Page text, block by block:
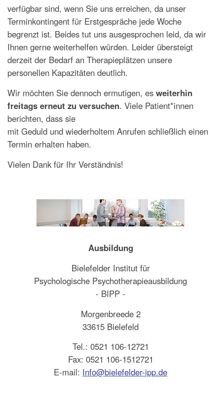
verfügbar sind, wenn Sie uns erreichen, da unser
Terminkontingent für Erstgespräche jede Woche
begrenzt ist. Beides tut uns ausgesprochen leid, da wir
Ihnen gerne weiterhelfen würden. Leider übersteigt
derzeit der Bedarf an Therapieplätzen unsere
personellen Kapazitäten deutlich.
Wir möchten Sie dennoch ermutigen, es weiterhin
freitags erneut zu versuchen. Viele Patient*innen
berichten, dass sie
mit Geduld und wiederholtem Anrufen schließlich einen
Termin erhalten haben.
Vielen Dank für Ihr Verständnis!
Ausbildung
Bielefelder Institut für
Psychologische Psychotherapieausbildung
- BIPP -
Morgenbreede 2
33615 Bielefeld
Tel.: 0521 106-12721
Fax: 0521 106-1512721
E-mail: Info@bielefelder-ipp.de